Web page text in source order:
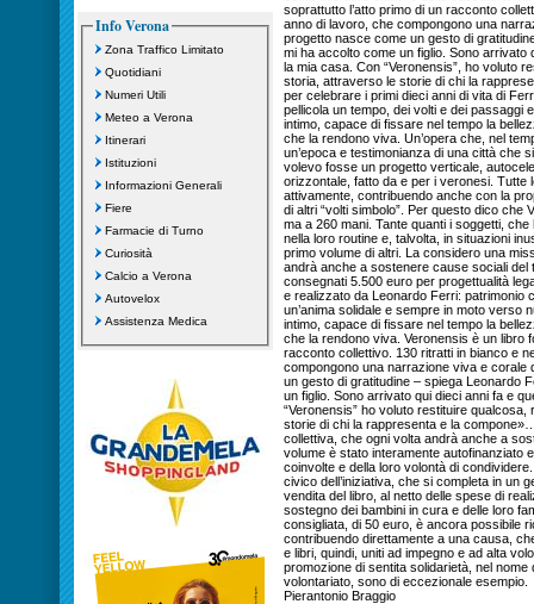
Info Verona
Zona Traffico Limitato
Quotidiani
Numeri Utili
Meteo a Verona
Itinerari
Istituzioni
Informazioni Generali
Fiere
Farmacie di Turno
Curiosità
Calcio a Verona
Autovelox
Assistenza Medica
soprattutto l’atto primo di un racconto
anno di lavoro, che compongono una
progetto nasce come un gesto di
mi ha accolto come un figlio. Sono
la mia casa. Con “Veronensis”, ho voluto
storia, attraverso le storie di chi la
per celebrare i primi dieci anni di vita di
pellicola un tempo, dei volti e dei passaggi
intimo, capace di fissare nel tempo la
che la rendono viva. Un’opera che, nel
un’epoca e testimonianza di una città che
volevo fosse un progetto verticale,
orizzontale, fatto da e per i veronesi. Tutte
attivamente, contribuendo anche con la
di altri “volti simbolo”. Per questo dico che
ma a 260 mani. Tante quanti i soggetti,
nella loro routine e, talvolta, in situazioni
primo volume di altri. La considero una
andrà anche a sostenere cause sociali
consegnati 5.500 euro per progettualità
e realizzato da Leonardo Ferri: patrimonio
un’anima solidale e sempre in moto verso
intimo, capace di fissare nel tempo la
che la rendono viva. Veronensis è un libro
racconto collettivo. 130 ritratti in bianco e
compongono una narrazione viva e
un gesto di gratitudine – spiega Leonardo
un figlio. Sono arrivato qui dieci anni fa e
“Veronensis” ho voluto restituire
storie di chi la rappresenta e la
collettiva, che ogni volta andrà anche a
volume è stato interamente autofinanziato
coinvolte e della loro volontà di
civico dell’iniziativa, che si completa in un
vendita del libro, al netto delle spese di
sostegno dei bambini in cura e delle loro
consigliata, di 50 euro, è ancora possibile
contribuendo direttamente a una causa,
e libri, quindi, uniti ad impegno e ad alta
promozione di sentita solidarietà, nel
volontariato, sono di eccezionale esempio.
Pierantonio Braggio